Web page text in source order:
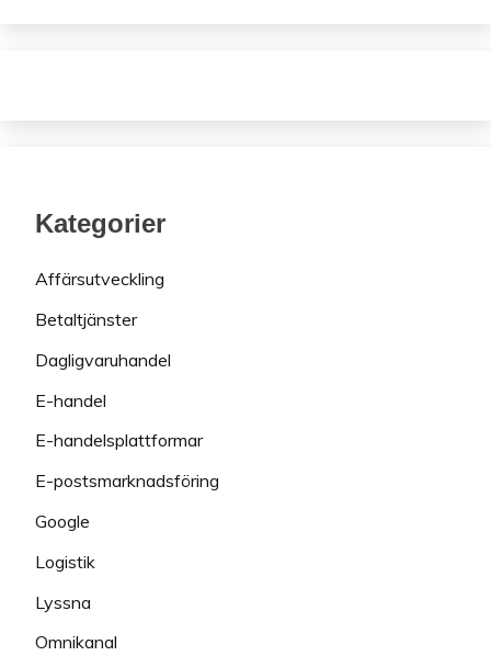
Kategorier
Affärsutveckling
Betaltjänster
Dagligvaruhandel
E-handel
E-handelsplattformar
E-postsmarknadsföring
Google
Logistik
Lyssna
Omnikanal